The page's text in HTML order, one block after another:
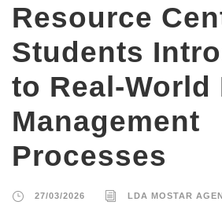
Resource
Students
to Real-World
Management
Processes
27/03/2026 LDA MOSTAR